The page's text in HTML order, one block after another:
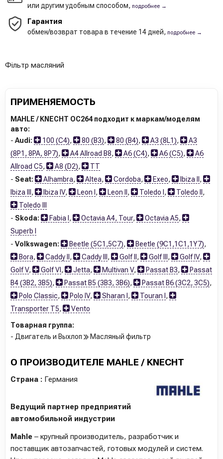
или другим удобным способом, подробнее →
Гарантия
обмен/возврат товара в течение 14 дней, подробнее →
Фільтр масляний
ПРИМЕНЯЕМОСТЬ
MAHLE / KNECHT OC264 подходит к маркам/моделям
авто:
- Audi: 100 (C4), 80 (B3), 80 (B4), A3 (8L1),
A3
(8P1, 8PA, 8P7), A4 Allroad B8, A6 (C4), A6 (C5),
A6
Allroad C5, A8 (D2),
TT
- Seat: Alhambra, Altea, Cordoba, Exeo, Ibiza II ,
Ibiza III , Ibiza IV, Leon I , Leon II , Toledo I , Toledo II ,
Toledo III
- Skoda: Fabia I , Octavia A4, Tour, Octavia A5,
Superb I
- Volkswagen: Beetle (5C1,5C7), Beetle (9C1,1C1,1Y7),
Bora, Caddy II , Caddy III , Golf II , Golf III , Golf IV,
Golf V, Golf VI , Jetta, Multivan V, Passat B3,
Passat
B4 (3B2, 3B5), Passat B5 (3B3, 3B6), Passat B6 (3C2, 3C5),
Polo Classic, Polo IV, Sharan I , Touran I ,
Transporter T5, Vento
Товарная группа:
- Двигатель и Выхлоп
Масляный фильтр
О ПРОИЗВОДИТЕЛЕ MAHLE / KNECHT
Страна : Германия
Ведущий партнер предприятий
автомобильной индустрии
Mahle – крупный производитель, разработчик и
поставщик автозапчастей, готовых модулей и систем.